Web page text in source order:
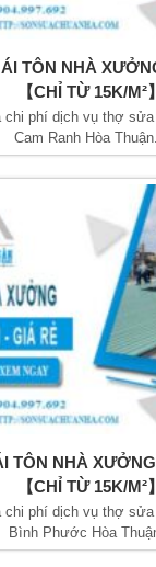
TÔN NHÀ
【CHỈ TỪ 15K/M²】
chi phí dịch vụ thợ
Cam Ranh Hòa
TÔN NHÀ
【CHỈ TỪ 15K/M²】
chi phí dịch vụ thợ
Bình Phước Hòa